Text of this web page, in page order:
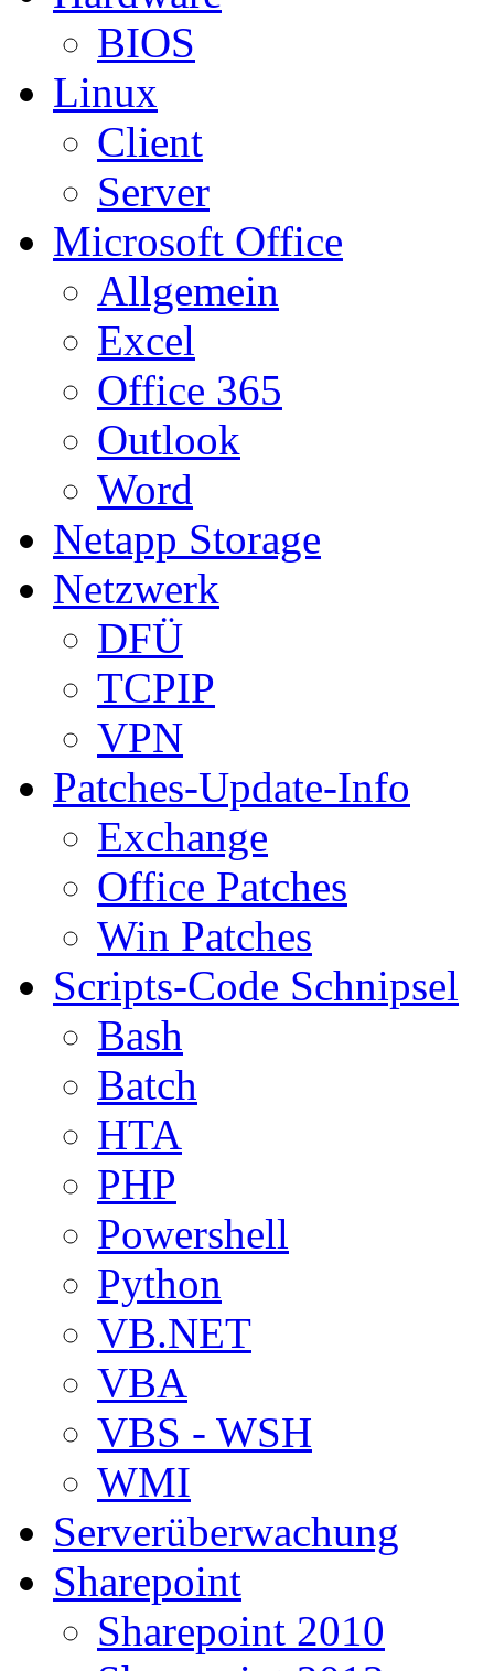
BIOS
Linux
Client
Server
Microsoft Office
Allgemein
Excel
Office 365
Outlook
Word
Netapp Storage
Netzwerk
DFÜ
TCPIP
VPN
Patches-Update-Info
Exchange
Office Patches
Win Patches
Scripts-Code Schnipsel
Bash
Batch
HTA
PHP
Powershell
Python
VB.NET
VBA
VBS - WSH
WMI
Serverüberwachung
Sharepoint
Sharepoint 2010